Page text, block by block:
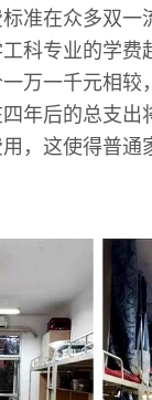
准在众多双一
科专业的学费
万一千元相较
年后的总支出
，这使得普通